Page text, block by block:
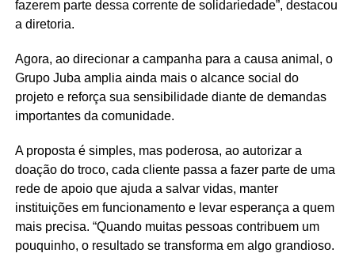
fazerem parte dessa corrente de solidariedade”, destacou
a diretoria.
Agora, ao direcionar a campanha para a causa animal, o
Grupo Juba amplia ainda mais o alcance social do
projeto e reforça sua sensibilidade diante de demandas
importantes da comunidade.
A proposta é simples, mas poderosa, ao autorizar a
doação do troco, cada cliente passa a fazer parte de uma
rede de apoio que ajuda a salvar vidas, manter
instituições em funcionamento e levar esperança a quem
mais precisa. “Quando muitas pessoas contribuem um
pouquinho, o resultado se transforma em algo grandioso.